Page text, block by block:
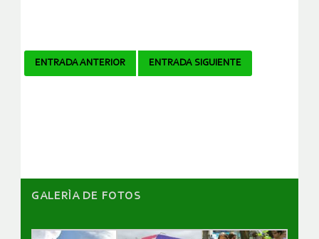
Navegador
ENTRADA ANTERIOR ENTRADA SIGUIENTE
GALERÌA DE FOTOS